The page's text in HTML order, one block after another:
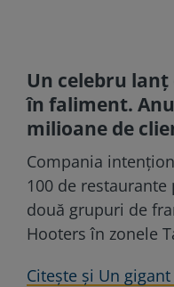
Un celebru
în faliment.
milioane de
Compania
100 de
două grupuri de
Hooters în zonele
Citește și Un